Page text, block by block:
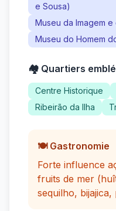
e Sousa)
Museu da Imagem e
Museu do Homem
🏘️ Quartiers
Centre Historique
Ribeirão da Ilha
🍽️ Gastronomie
Forte influence
fruits de mer
sequilho, bijajica,